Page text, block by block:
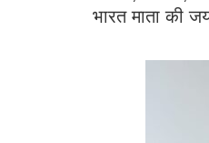
भारत माता की